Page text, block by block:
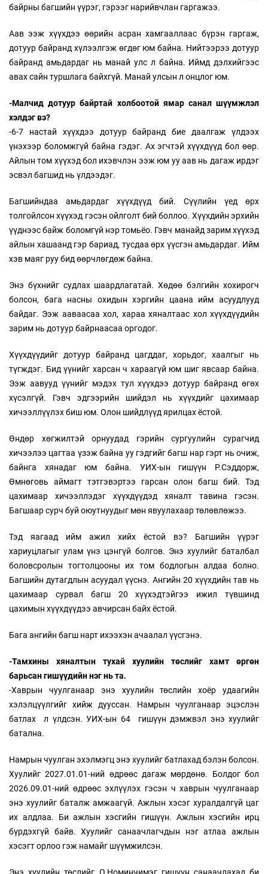
байрны багшийн үүрэг, гэрээг нарийвчлан гаргажээ.
Аав ээж хүүхдээ өөрийн асран хамгааллаас бүрэн гаргаж,
дотуур байранд хүлээлгэж өгдөг юм байна. Нийтээрээ дотуур
байранд амьдардаг нь манай улс л байна. Иймд дэлхийгээс
авах сайн туршлага байхгүй. Манай улсын л онцлог юм.
-Малчид дотуур байртай холбоотой ямар санал шүүмжлэл
хэлдэг вэ?
-6-7 настай хүүхдээ дотуур байранд бие даалгаж үлдээх
үнэхээр боломжгүй байна гэдэг. Ах эгчтэй хүүхдүүд бол өөр.
Айлын том хүүхэд бол ихэвчлэн ээж юм уу аав нь дагаж ирдэг
эсвэл багшид нь үлдээдэг.
Багшийндаа амьдардаг хүүхдүүд бий. Сүүлийн үед өрх
толгойлсон хүүхэд гэсэн ойлголт бий боллоо. Хүүхдийн эрхийн
үүднээс байж боломгүй нэр томьёо. Гэвч манайд зарим хүүхэд
айлын хашаанд гэр бариад, тусдаа өрх үүсгэн амьдардаг. Ийм
хэв маяг руу бид өөрчлөгдөж байна.
Энэ бүхнийг судлах шаардлагатай. Хөдөө бэлгийн хохирогч
болсон, бага насны охидын хэргийн цаана ийм асуудлууд
байдаг. Ээж ааваасаа хол, хараа хяналтаас хол хүүхдүүдийн
зарим нь дотуур байрнаасаа оргодог.
Хүүхдүүдийг дотуур байранд цагддаг, хорьдог, хаалгыг нь
түгждэг. Бид үүнийг харсан ч хараагүй юм шиг явсаар байна.
Ээж аавууд үүнийг мэдэх тул хүүхдээ дотуур байранд өгөх
хүсэлгүй. Гэвч эдгээрийн шийдэл нь хүүхдийг цахимаар
хичээллүүлэх биш юм. Олон шийдлүүд ярилцах ёстой.
Өндөр хөгжилтэй орнуудад гэрийн сургуулийн сурагчид
хичээлээ цагтаа үзэж байна уу гэдгийг багш нар гэрт нь очиж,
байнга хянадаг юм байна. УИХ-ын гишүүн Р.Сэддорж,
Өмнөговь аймагт тэтгэвэртээ гарсан олон багш бий. Тэд
цахимаар хичээллэдэг хүүхдүүдэд хяналт тавина гэсэн.
Багшаар сурч буй оюутнуудыг мөн явуулахаар төлөвлөжээ.
Тэд яагаад ийм ажил хийх ёстой вэ? Багшийн үүрэг
хариуцлагыг улам үнэ цэнгүй болгов. Энэ хуулийг баталбал
боловсролын тогтолцооны их том бодлогын алдаа болно.
Багшийн дутагдлын асуудал үүснэ. Ангийн 20 хүүхдийн тав нь
цахимаар сурвал багш 20 хүүхэдтэйгээ ижил түвшинд
цахимын хүүхдүүдээ авчирсан байх ёстой.
Бага ангийн багш нарт ихээхэн ачаалал үүсгэнэ.
-Тамхины хяналтын тухай хуулийн төслийг хамт өргөн
барьсан гишүүдийн нэг нь та.
-Хаврын чуулганаар энэ хуулийн төслийн хоёр удаагийн
хэлэлцүүлгийг хийж дууссан. Намрын чуулганаар эцэслэн
батлах л үлдсэн. УИХ-ын 64 гишүүн дэмжвэл энэ хуулийг
батална.
Намрын чуулган эхэлмэгц энэ хуулийг батлахад бэлэн болсон.
Хуулийг 2027.01.01-ний өдрөөс дагаж мөрдөнө. Болдог бол
2026.09.01-ний өдрөөс эхлүүлэх гэсэн ч хаврын чуулганаар
энэ хуулийг баталж амжаагүй. Ажлын хэсэг хуралдалгүй цаг
их алдлаа. Би ажлын хэсгийн гишүүн. Ажлын хэсгийн ирц
бүрдэхгүй байв. Хуулийг санаачлагчдын нэг атлаа ажлын
хэсэгт орлоо гэж намайг шүүмжилсэн.
Энэ хуулийн төслийг О.Номинчимэг гишүүн санаачлахад би